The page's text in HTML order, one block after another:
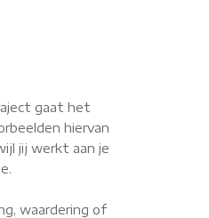
gaat het
hiervan
jij werkt aan je
waardering of